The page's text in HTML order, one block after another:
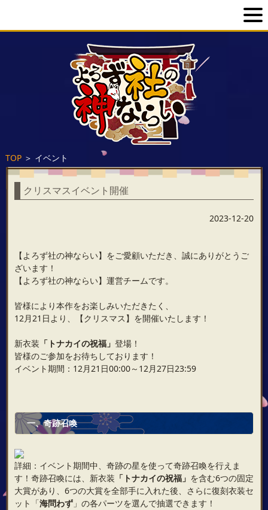
TOP＞ イベント
クリスマスイベント開催
2023-12-20
【よろず社の神ならい】をご愛顧いただき、誠にありがとうご
ざいます！
【よろず社の神ならい】運営チームです。
皆様により本作をお楽しみいただきたく、
12月21日より、【クリスマス】を開催いたします！
新衣装 「トナカイの祝福」 登場！
皆様のご参加をお待ちしております！
イベント期間：12月21日00:00～12月27日23:59
一、奇跡召喚
詳細：イベント期間中、奇跡の星を使って奇跡召喚を行えま
す！奇跡召喚には、新衣装 「トナカイの祝福」 を含む6つの固定
大賞があり、6つの大賞を全部手に入れた後、さらに復刻衣装セ
ット「海問わず」の各パーツを選んで抽選できます！